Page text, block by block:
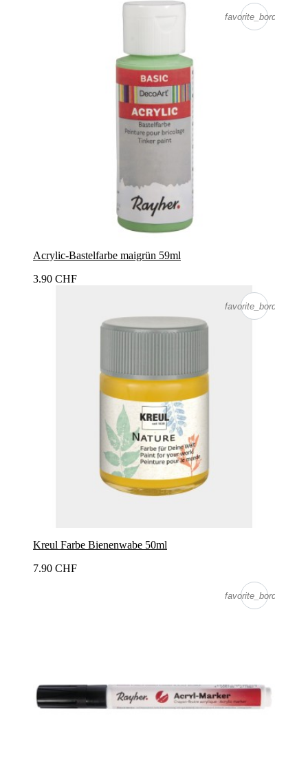
favorite_border
Acrylic-Bastelfarbe maigrün 59ml
3.90 CHF
favorite_border
Kreul Farbe Bienenwabe 50ml
7.90 CHF
favorite_border